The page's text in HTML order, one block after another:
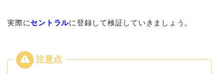
実際にセントラルに登録して検証していきましょう。